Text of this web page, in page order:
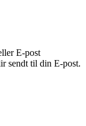
E-post
sendt til din E-post.